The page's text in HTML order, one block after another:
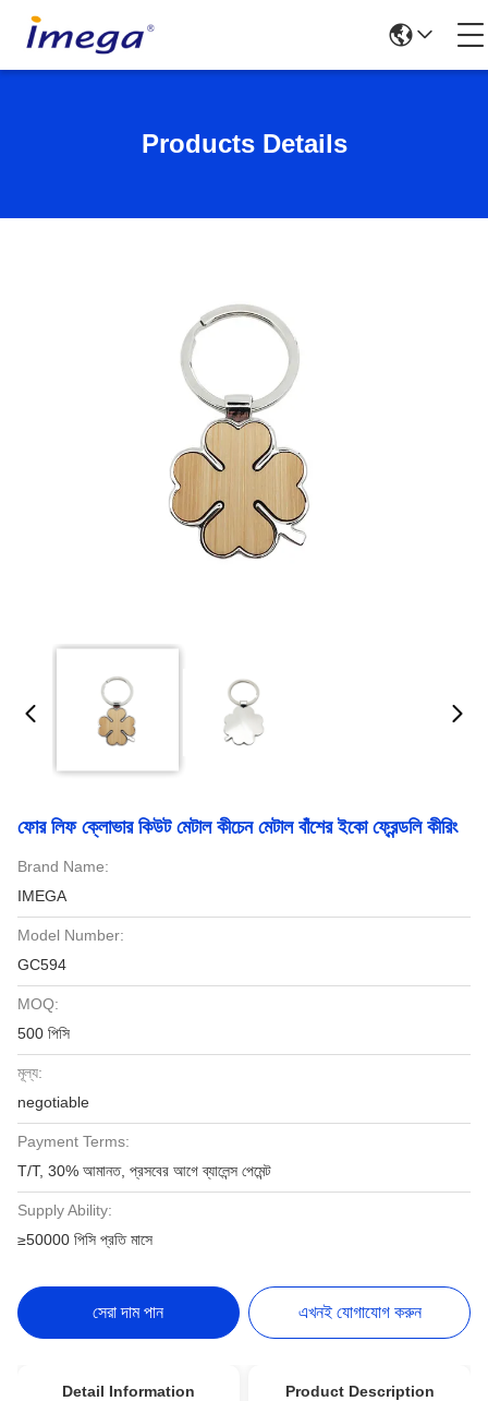
Products Details
ফোর লিফ ক্লোভার কিউট মেটাল কীচেন মেটাল বাঁশের ইকো ফ্রেন্ডলি কীরিং
Brand Name:
IMEGA
Model Number:
GC594
MOQ:
500 পিসি
মূল্য:
negotiable
Payment Terms:
T/T, 30% আমানত, প্রসবের আগে ব্যালেন্স পেমেন্ট
Supply Ability:
≥50000 পিসি প্রতি মাসে
সেরা দাম পান এখনই যোগাযোগ করুন
Detail Information Product Description